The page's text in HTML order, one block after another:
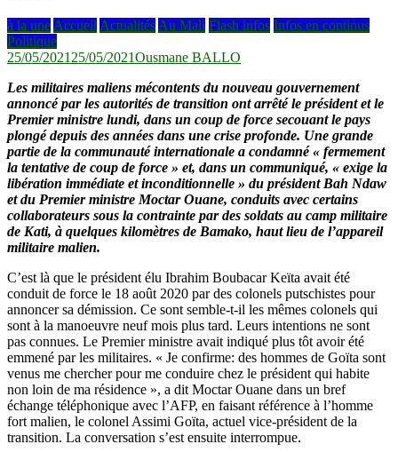
à la une Accueil Actualités Au Mali Flash infos Infos en continus
Politique
25/05/2021 25/05/2021Ousmane BALLO
Les militaires maliens mécontents du nouveau gouvernement
annoncé par les autorités de transition ont arrêté le président et le
Premier ministre lundi, dans un coup de force secouant le pays
plongé depuis des années dans une crise profonde. Une grande
partie de la communauté internationale a condamné « fermement
la tentative de coup de force » et, dans un communiqué, « exige la
libération immédiate et inconditionnelle » du président Bah Ndaw
et du Premier ministre Moctar Ouane, conduits avec certains
collaborateurs sous la contrainte par des soldats au camp militaire
de Kati, à quelques kilomètres de Bamako, haut lieu de l’appareil
militaire malien.
C’est là que le président élu Ibrahim Boubacar Keïta avait été
conduit de force le 18 août 2020 par des colonels putschistes pour
annoncer sa démission. Ce sont semble-t-il les mêmes colonels qui
sont à la manoeuvre neuf mois plus tard. Leurs intentions ne sont
pas connues. Le Premier ministre avait indiqué plus tôt avoir été
emmené par les militaires. « Je confirme: des hommes de Goïta sont
venus me chercher pour me conduire chez le président qui habite
non loin de ma résidence », a dit Moctar Ouane dans un bref
échange téléphonique avec l’AFP, en faisant référence à l’homme
fort malien, le colonel Assimi Goïta, actuel vice-président de la
transition. La conversation s’est ensuite interrompue.